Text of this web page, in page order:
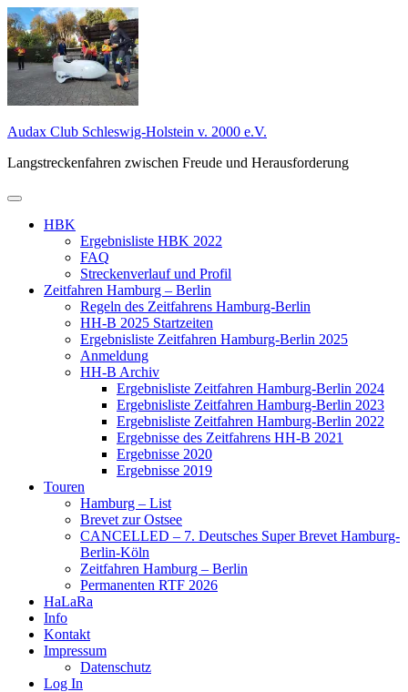
Zum
Inhalt
springen
Audax Club Schleswig-Holstein v. 2000 e.V.
Langstreckenfahren zwischen Freude und Herausforderung
Primäres
HBK
Ergebnisliste HBK 2022
FAQ
Streckenverlauf und Profil
Zeitfahren Hamburg – Berlin
Regeln des Zeitfahrens Hamburg-Berlin
HH-B 2025 Startzeiten
Ergebnisliste Zeitfahren Hamburg-Berlin 2025
Anmeldung
HH-B Archiv
Ergebnisliste Zeitfahren Hamburg-Berlin 2024
Ergebnisliste Zeitfahren Hamburg-Berlin 2023
Ergebnisliste Zeitfahren Hamburg-Berlin 2022
Ergebnisse des Zeitfahrens HH-B 2021
Ergebnisse 2020
Ergebnisse 2019
Touren
Hamburg – List
Brevet zur Ostsee
CANCELLED – 7. Deutsches Super Brevet Hamburg-
Berlin-Köln
Zeitfahren Hamburg – Berlin
Permanenten RTF 2026
HaLaRa
Info
Kontakt
Impressum
Datenschutz
Log In